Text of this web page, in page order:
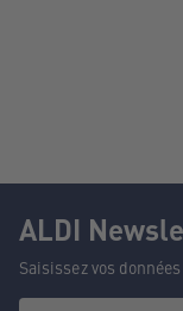
ALDI
Saisissez vos